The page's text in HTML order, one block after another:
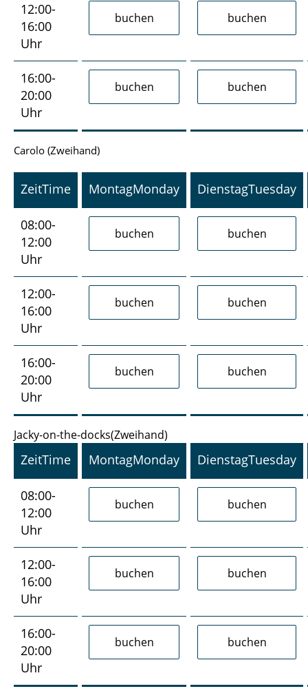
12:00-
16:00
Uhr
16:00-
20:00
Uhr
Carolo (Zweihand)
ZeitTime MontagMonday DienstagTuesday
08:00-
12:00
Uhr
12:00-
16:00
Uhr
16:00-
20:00
Uhr
Jacky-on-the-docks(Zweihand)
ZeitTime MontagMonday DienstagTuesday
08:00-
12:00
Uhr
12:00-
16:00
Uhr
16:00-
20:00
Uhr